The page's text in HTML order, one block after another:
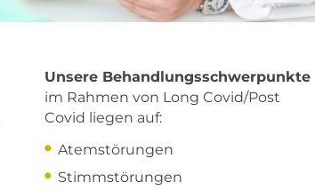
Unsere Behandlungsschwerpunkte
im Rahmen von Long Covid/Post
Covid liegen auf:
Atemstörungen
Stimmstörungen